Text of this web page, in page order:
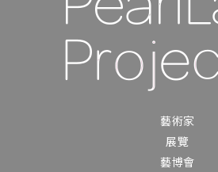
藝術家
展覽
藝博會